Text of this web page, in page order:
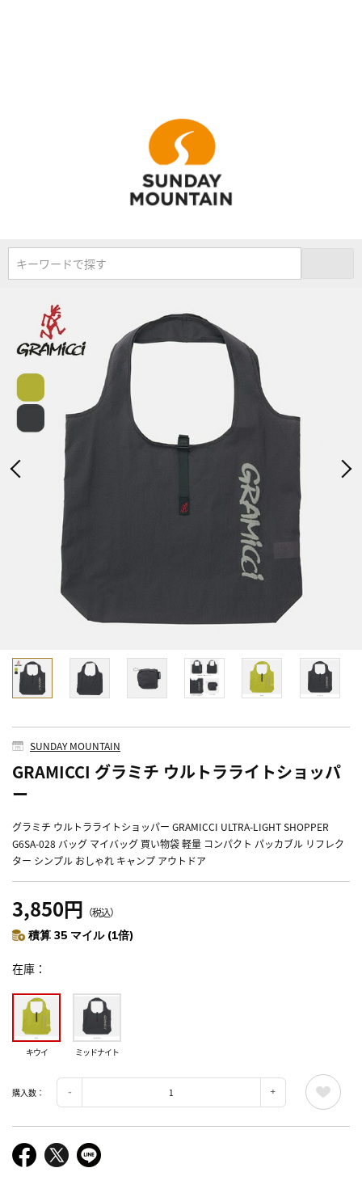
キーワードで探す
SUNDAY MOUNTAIN
GRAMICCI グラミチ ウルトラライトショッパ
ー
グラミチ ウルトラライトショッパー GRAMICCI ULTRA-LIGHT SHOPPER
G6SA-028 バッグ マイバッグ 買い物袋 軽量 コンパクト パッカブル リフレク
ター シンプル おしゃれ キャンプ アウトドア
3,850円 （税込）
積算 35 マイル (1倍)
在庫
キウイ ミッドナイト
購入数：